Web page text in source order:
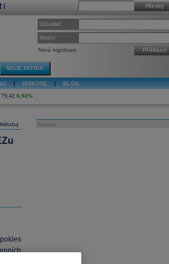
Hledej
|
Uživatel:
Heslo:
Nová registrace Přihlásit
MOJE PATRIA
DISKUSE BLOG
79,42 0,94%
Reklama